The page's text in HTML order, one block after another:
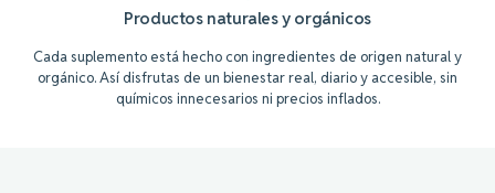
Productos naturales y orgánicos
Cada suplemento está hecho con ingredientes de origen natural y
orgánico. Así disfrutas de un bienestar real, diario y accesible, sin
químicos innecesarios ni precios inflados.